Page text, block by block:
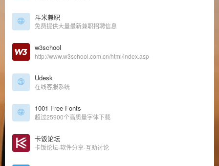
斗米兼职
免费提供大量最新兼职招聘信息
w3school
http://www.w3school.com.cn/html/index.asp
Udesk
在线客服系统
1001 Free Fonts
超过25900个高质量字体下载
卡饭论坛
卡饭论坛-软件分享-互助讨论